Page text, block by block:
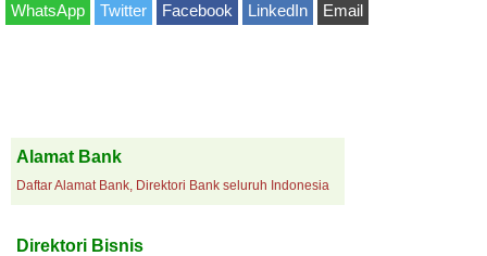
WhatsApp Twitter Facebook LinkedIn Email
Alamat Bank
Daftar Alamat Bank, Direktori Bank seluruh Indonesia
Direktori Bisnis